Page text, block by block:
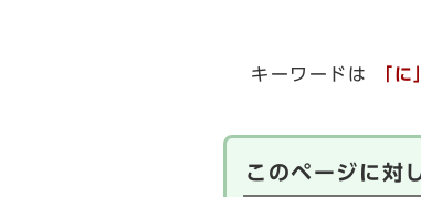
キーワードは 「に
このページに対